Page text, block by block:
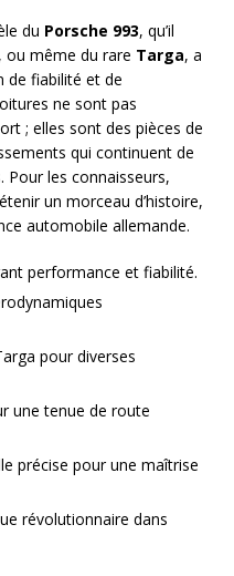
du Porsche 993, qu’il
, ou même du rare Targa, a
de fiabilité et de
ne sont pas
; elles sont des pièces de
qui continuent de
Pour les connaisseurs,
un morceau d’histoire,
automobile allemande.
performance et fiabilité.
pour diverses
une tenue de route
précise pour une maîtrise
révolutionnaire dans